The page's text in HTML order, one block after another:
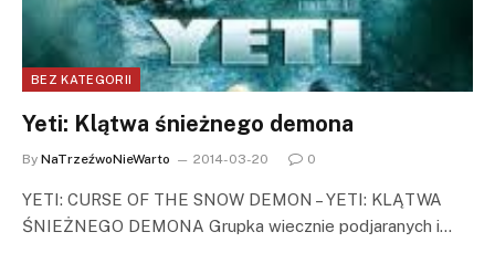
BEZ KATEGORII
Yeti: Klątwa śnieżnego demona
By NaTrzeźwoNieWarto 2014-03-20 0
YETI: CURSE OF THE SNOW DEMON – YETI: KLĄTWA
ŚNIEŻNEGO DEMONA Grupka wiecznie podjaranych i…